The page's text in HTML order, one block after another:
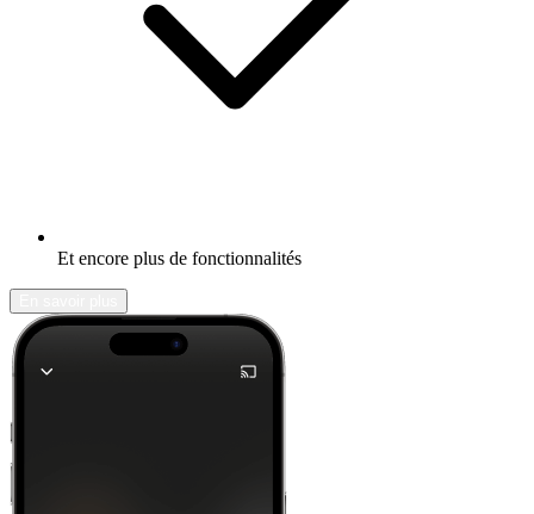
Et encore plus de fonctionnalités